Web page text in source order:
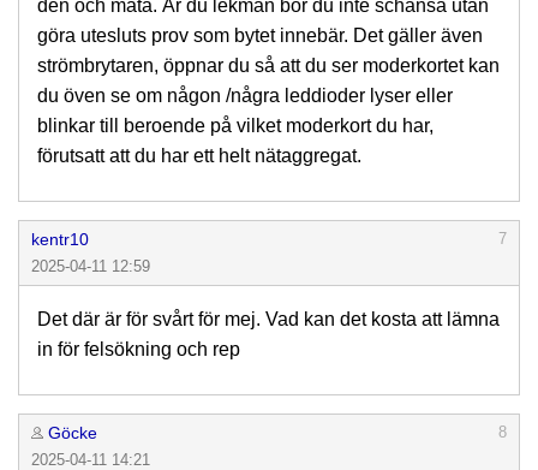
den och måta. Är du lekman bör du inte schansa utan
göra utesluts prov som bytet innebär. Det gäller även
strömbrytaren, öppnar du så att du ser moderkortet kan
du öven se om någon /några leddioder lyser eller
blinkar till beroende på vilket moderkort du har,
förutsatt att du har ett helt nätaggregat.
kentr10
7
2025-04-11 12:59
Det där är för svårt för mej. Vad kan det kosta att lämna
in för felsökning och rep
Göcke
8
2025-04-11 14:21